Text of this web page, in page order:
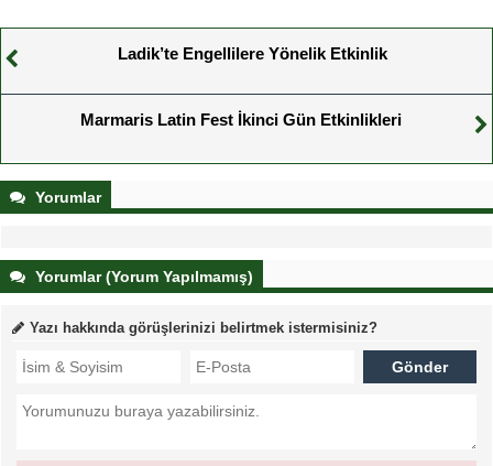
Ladik’te Engellilere Yönelik Etkinlik
Marmaris Latin Fest İkinci Gün Etkinlikleri
Yorumlar
Yorumlar (Yorum Yapılmamış)
Yazı hakkında görüşlerinizi belirtmek istermisiniz?